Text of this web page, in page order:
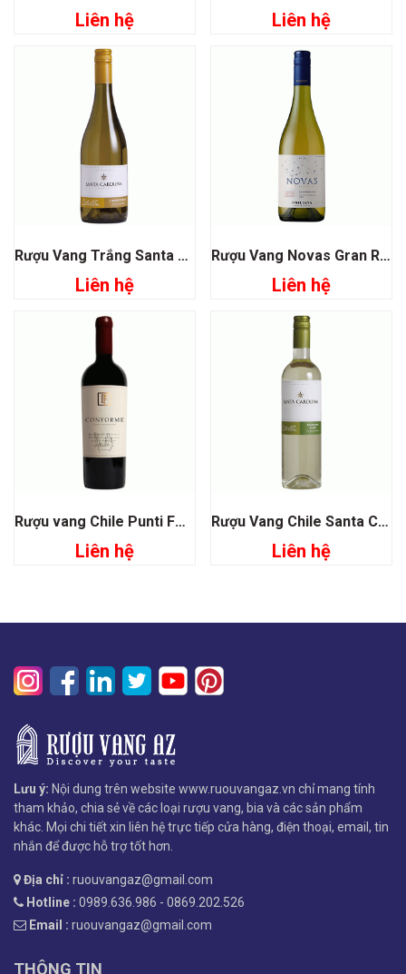
Liên hệ Liên hệ
Rượu Vang Trắng Santa Carolina Estrellas Chardonnay
Liên hệ
Rượu Vang Novas Gran Reserva Chardonnay Emiliana
Liên hệ
Rượu vang Chile Punti Ferrer Conforme Cabernet Sauvignon
Liên hệ
Rượu Vang Chile Santa Carolina Estrellas Sauvignon Blanc
Liên hệ
Lưu ý: Nội dung trên website www.ruouvangaz.vn chỉ mang tính
tham khảo, chia sẻ về các loại rượu vang, bia và các sản phẩm
khác. Mọi chi tiết xin liên hệ trực tiếp cửa hàng, điện thoại, email, tin
nhắn để được hỗ trợ tốt hơn.
Địa chỉ : ruouvangaz@gmail.com
Hotline : 0989.636.986 - 0869.202.526
Email : ruouvangaz@gmail.com
THÔNG TIN